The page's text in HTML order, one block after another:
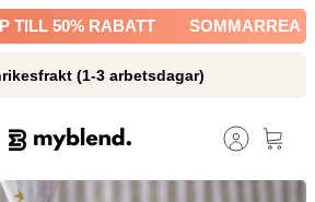
TILL 50% RABATT SOMMARREA
(1-3 arbetsdagar)